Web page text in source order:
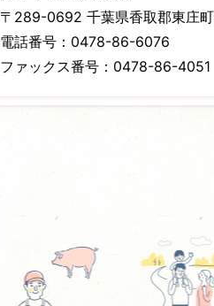
〒289-0692 千葉県香取郡東庄
電話番号：0478-86-6076
ファックス番号：0478-86-4051